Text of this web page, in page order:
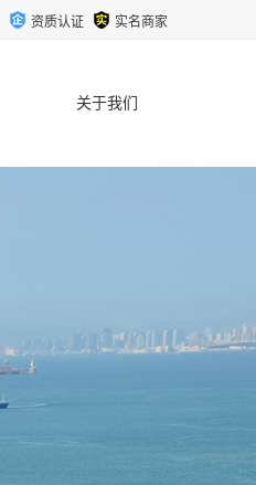
资质认证 实名商家
关于我们